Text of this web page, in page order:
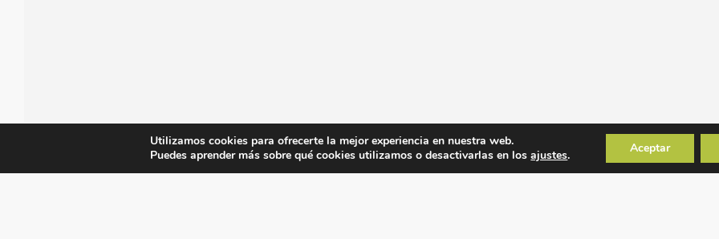
Utilizamos cookies para ofrecerte la mejor experiencia en nuestra web.
Puedes aprender más sobre qué cookies utilizamos o desactivarlas en losajustes. Aceptar